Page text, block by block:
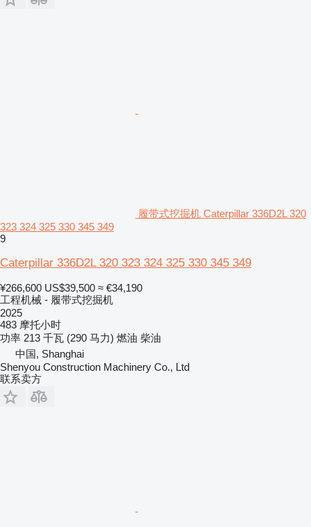
履带式挖掘机 Caterpillar 336D2L 320
323 324 325 330 345 349
9
Caterpillar 336D2L 320 323 324 325 330 345 349
¥266,600 US$39,500 ≈ €34,190
工程机械 - 履带式挖掘机
2025
483 摩托小时
功率 213 千瓦 (290 马力) 燃油 柴油
中国, Shanghai
Shenyou Construction Machinery Co., Ltd
联系卖方